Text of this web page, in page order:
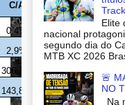
C/A C/B
0,4%
99,2%
2,9%
264,7%
306,3%
61,0%
143,8%
313,8%
Elite
nacional
segundo dia do
MTB XC 2026
🚨
NO
Na